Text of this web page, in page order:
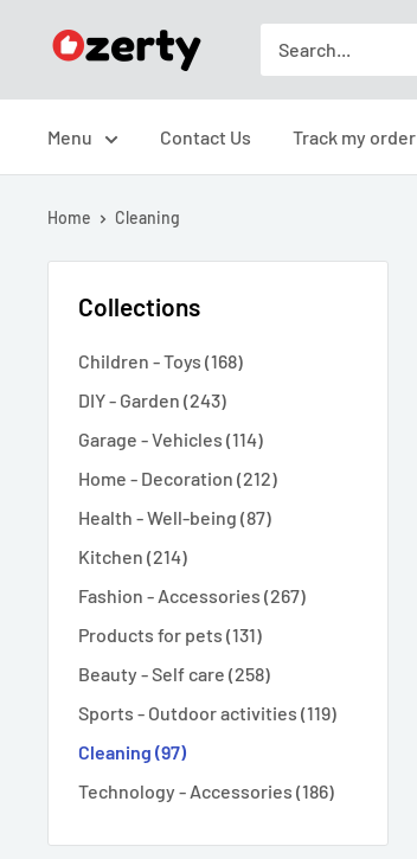
Ozerty
Menu Contact Us Track my order
Home Cleaning
Collections
Children - Toys (168)
DIY - Garden (243)
Garage - Vehicles (114)
Home - Decoration (212)
Health - Well-being (87)
Kitchen (214)
Fashion - Accessories (267)
Products for pets (131)
Beauty - Self care (258)
Sports - Outdoor activities (119)
Cleaning (97)
Technology - Accessories (186)